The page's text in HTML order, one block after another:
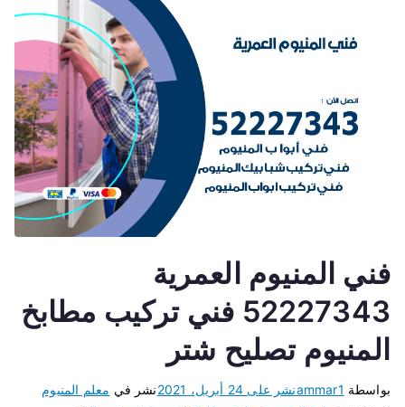
فني المنيوم العمرية
52227343 فني تركيب مطابخ
المنيوم تصليح شتر
بواسطة ammar1نشر على 24 أبريل، 2021 نشر في معلم المنيوم